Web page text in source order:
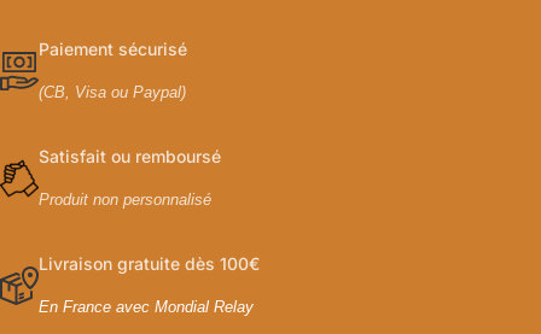
Paiement sécurisé
(CB, Visa ou Paypal)
Satisfait ou remboursé
Produit non personnalisé
Livraison gratuite dès 100€
En France avec Mondial Relay